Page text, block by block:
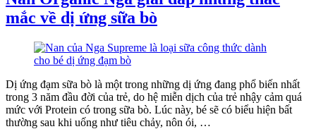
làm
đúng
khi
hâm
sữa
công
thức
cho
bé”
Nga
hướng
dẫn
cách
làm
đúng
khi
hâm
sữa
công
mắc về dị ứng sữa bò
Dị ứng đạm sữa bò là một trong những dị ứng đang phổ biến nhất
trong 3 năm đầu đời của trẻ, do hệ miễn dịch của trẻ nhậy cảm quá
mức với Protein có trong sữa bò. Lúc này, bé sẽ có biểu hiện bất
thường sau khi uống như tiêu chảy, nôn ói, …